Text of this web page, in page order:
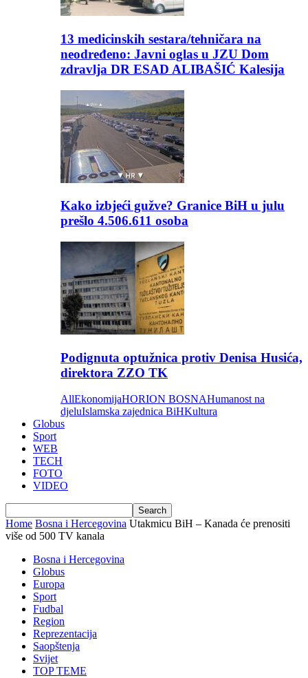
13 medicinskih sestara/tehničara na
neodređeno: Javni oglas u JZU Dom
zdravlja DR ESAD ALIBAŠIĆ Kalesija
Kako izbjeći gužve? Granice BiH u julu
prešlo 4.506.611 osoba
Podignuta optužnica protiv Denisa Husića,
direktora ZZO TK
AllEkonomijaHORION BOSNAHumanost na
djeluIslamska zajednica BiHKultura
Globus
Sport
WEB
TECH
FOTO
VIDEO
Home Bosna i Hercegovina Utakmicu BiH – Kanada će prenositi
više od 500 TV kanala
Bosna i Hercegovina
Globus
Europa
Sport
Fudbal
Region
Reprezentacija
Saopštenja
Svijet
TOP TEME